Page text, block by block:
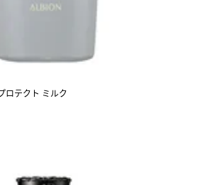
ロテクト ミルク